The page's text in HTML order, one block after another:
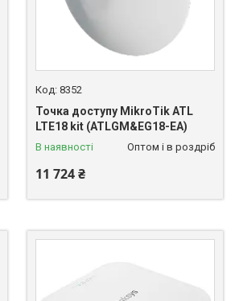
8352
Точка доступу MikroTik ATL
LTE18 kit (ATLGM&EG18-EA)
В наявності Оптом і в роздріб
11 724 ₴